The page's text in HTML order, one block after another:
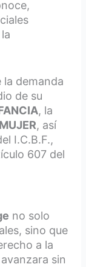
la demanda
de su
, la
MUJER, así
I.C.B.F.,
607 del
no solo
sino que
a la
sin